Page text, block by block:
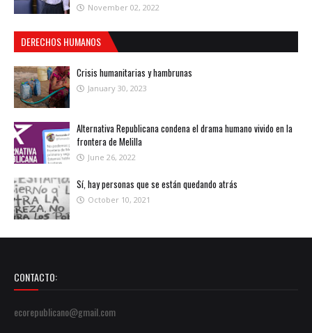
November 02, 2022
DERECHOS HUMANOS
Crisis humanitarias y hambrunas
January 30, 2023
Alternativa Republicana condena el drama humano vivido en la
frontera de Melilla
June 26, 2022
Sí, hay personas que se están quedando atrás
October 10, 2021
CONTACTO:
ecorepublicano@gmail.com